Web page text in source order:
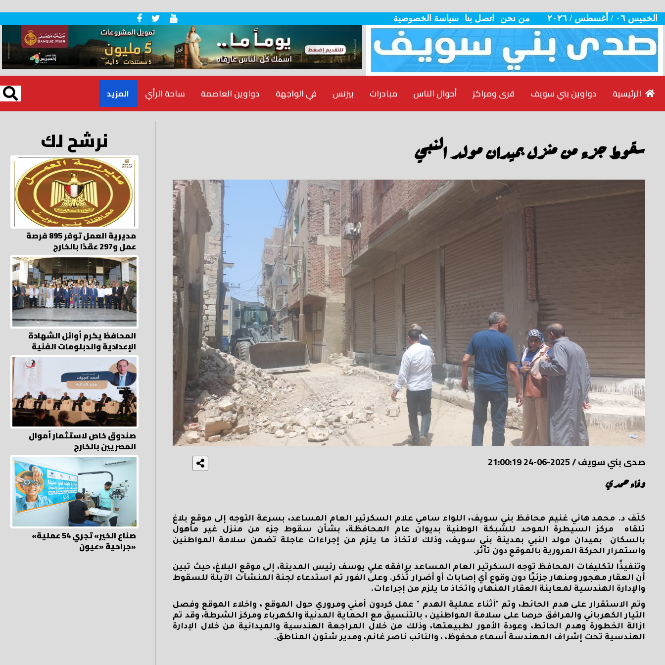
الخميس ٠٦ / أغسطس / ٢٠٢٦ من نحن اتصل بنا سياسة الخصوصية
المزيد ساحة الرأي دواوين العاصمة في الواجهة بيزنس مبادرات أحوال الناس قرى ومراكز دواوين بني سويف
سقوط جزء من منزل بميدان مولد النبي
صدى بني سويف/
2025-06-24 21:00:19
وفاء حمدي
كلّف د. محمد هاني غنيم محافظ بني سويف، اللواء سامي علام السكرتير العام المساعد، بسرعة التوجه إلى موقع بلاغ
تلقاه مركز السيطرة الموحد للشبكة الوطنية بديوان عام المحافظة، بشأن سقوط جزء من منزل غير مأهول
بالسكان بميدان مولد النبي بمدينة بني سويف، وذلك لاتخاذ ما يلزم من إجراءات عاجلة تضمن سلامة المواطنين
واستمرار الحركة المرورية بالموقع دون تأثر.
وتنفيذًا لتكليفات المحافظ توجه السكرتير العام المساعد يرافقه علي يوسف رئيس المدينة، إلى موقع البلاغ، حيث تبين
أن العقار مهجور ومنهار جزئيًا دون وقوع أي إصابات أو أضرار تُذكر. وعلى الفور تم استدعاء لجنة المنشآت الآيلة للسقوط
والإدارة الهندسية لمعاينة العقار المنهار، واتخاذ ما يلزم من إجراءات.
وتم الاستقرار على هدم الحائط، وتم "أثناء عملية الهدم " عمل كردون أمني ومروري حول الموقع ، واخلاء الموقع وفصل
التيار الكهربائي والمرافق حرصا على سلامة المواطنين ، بالتنسيق مع الحماية المدنية والكهرباء ومركز الشرطة، وقد تم
ازالة الخطورة وهدم الحائط، وعودة الأمور لطبيعتها، وذلك من خلال المراجعة الهندسية والميدانية من خلال الإدارة
الهندسية تحت إشراف المهندسة أسماء محفوظ، ، والنائب ناصر غانم، ومدير شئون المناطق.
نرشح لك
مديرية العمل توفر 895 فرصة
عمل و297 عقدًا بالخارج
المحافظ يكرم أوائل الشهادة
الإعدادية والدبلومات الفنية
صندوق خاص لاستثمار أموال
المصريين بالخارج
«صناع الخير» تجري 54 عملية
جراحية «عيون»